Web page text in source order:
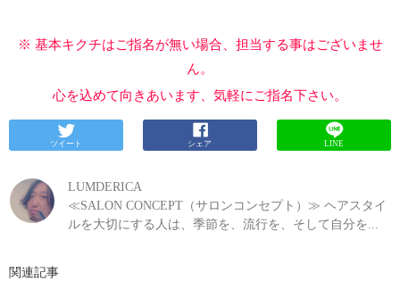
※ 基本キクチはご指名が無い場合、担当する事はございませ
ん。
心を込めて向きあいます、気軽にご指名下さい。
ツイート シェア LINE
LUMDERICA
≪SALON CONCEPT（サロンコンセプト）≫ ヘアスタイ
ルを大切にする人は、季節を、流行を、そして自分を...
関連記事